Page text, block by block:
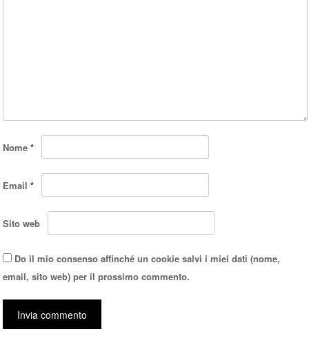
Nome*
Email*
Sito web
Do il mio consenso affinché un cookie salvi i miei dati (nome,
email, sito web) per il prossimo commento.